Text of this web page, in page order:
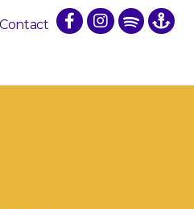
Contact